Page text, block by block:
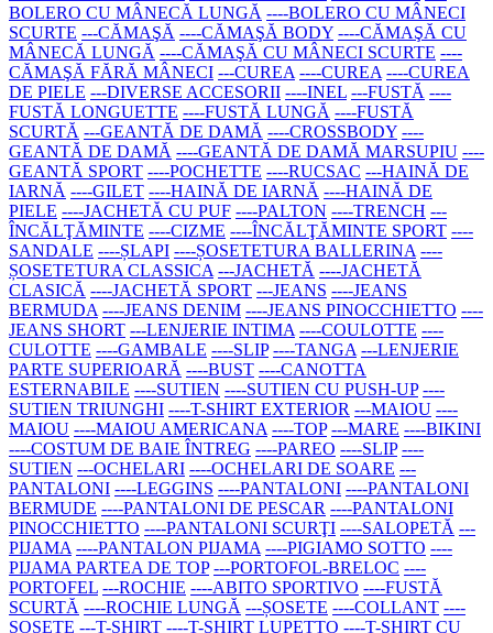
BOLERO CU MÂNECĂ LUNGĂ ----BOLERO CU MÂNECI
SCURTE ---CĂMAŞĂ ----CĂMAŞĂ BODY ----CĂMAŞĂ CU
MÂNECĂ LUNGĂ ----CĂMAŞĂ CU MÂNECI SCURTE ----
CĂMAŞĂ FĂRĂ MÂNECI ---CUREA ----CUREA ----CUREA
DE PIELE ---DIVERSE ACCESORII ----INEL ---FUSTĂ ----
FUSTĂ LONGUETTE ----FUSTĂ LUNGĂ ----FUSTĂ
SCURTĂ ---GEANTĂ DE DAMĂ ----CROSSBODY ----
GEANTĂ DE DAMĂ ----GEANTĂ DE DAMĂ MARSUPIU ----
GEANTĂ SPORT ----POCHETTE ----RUCSAC ---HAINĂ DE
IARNĂ ----GILET ----HAINĂ DE IARNĂ ----HAINĂ DE
PIELE ----JACHETĂ CU PUF ----PALTON ----TRENCH ---
ÎNCĂLŢĂMINTE ----CIZME ----ÎNCĂLŢĂMINTE SPORT ----
SANDALE ----ȘLAPI ----ȘOSETETURA BALLERINA ----
ȘOSETETURA CLASSICA ---JACHETĂ ----JACHETĂ
CLASICĂ ----JACHETĂ SPORT ---JEANS ----JEANS
BERMUDA ----JEANS DENIM ----JEANS PINOCCHIETTO ----
JEANS SHORT ---LENJERIE INTIMA ----COULOTTE ----
CULOTTE ----GAMBALE ----SLIP ----TANGA ---LENJERIE
PARTE SUPERIOARĂ ----BUST ----CANOTTA
ESTERNABILE ----SUTIEN ----SUTIEN CU PUSH-UP ----
SUTIEN TRIUNGHI ----T-SHIRT EXTERIOR ---MAIOU ----
MAIOU ----MAIOU AMERICANA ----TOP ---MARE ----BIKINI
----COSTUM DE BAIE ÎNTREG ----PAREO ----SLIP ----
SUTIEN ---OCHELARI ----OCHELARI DE SOARE ---
PANTALONI ----LEGGINS ----PANTALONI ----PANTALONI
BERMUDE ----PANTALONI DE PESCAR ----PANTALONI
PINOCCHIETTO ----PANTALONI SCURŢI ----SALOPETĂ ---
PIJAMA ----PANTALON PIJAMA ----PIGIAMO SOTTO ----
PIJAMA PARTEA DE TOP ---PORTOFOL-BRELOC ----
PORTOFEL ---ROCHIE ----ABITO SPORTIVO ----FUSTĂ
SCURTĂ ----ROCHIE LUNGĂ ---ȘOSETE ----COLLANT ----
ȘOSETE ---T-SHIRT ----T-SHIRT LUPETTO ----T-SHIRT CU